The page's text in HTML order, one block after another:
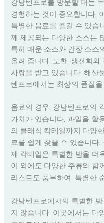
강남텐프로를 방문할 때는
경험하는 것이 중요합니다.
특별한 음료를 즐길 수 있습
께 제공되는 다양한 소스는
특히 매운 소스와 간장 소스
올려 줍니다. 또한, 생선회
사랑을 받고 있습니다. 해산
텐프로에서는 최상의 품질
음료의 경우, 강남텐프로의
가치가 있습니다. 과일을 활
의 클래식 칵테일까지 다양
료를 쉽게 찾을 수 있습니다
제 칵테일은 특별한 밤을 더
이 외에도 다양한 주류와 함
리스트도 풍부하여, 특별한
강남텐프로에서의 특별한
지 않습니다. 이곳에서는 다